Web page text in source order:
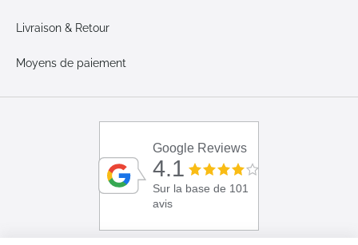
Livraison & Retour
Moyens de paiement
Google Reviews
4.1
Sur la base de 101
avis